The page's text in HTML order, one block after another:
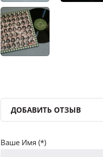
ДОБАВИТЬ ОТЗЫВ
Ваше Имя (*)